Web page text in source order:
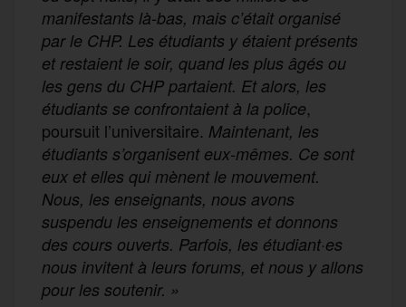
manifestants là-bas, mais c’était organisé
par le CHP. Les étudiants y étaient présents
et restaient le soir, quand les plus âgés ou
les gens du CHP partaient. Et alors, les
étudiants se confrontaient à la police,
poursuit l’universitaire. Maintenant, les
étudiants s’organisent eux-mêmes. Ce sont
eux et elles qui mènent le mouvement.
Nous, les enseignants, nous avons
suspendu les enseignements et donnons
des cours ouverts. Parfois, les étudiant·es
nous invitent à leurs forums, et nous y allons
pour les soutenir. »